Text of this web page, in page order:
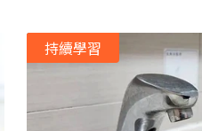
持續學習